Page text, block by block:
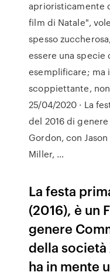
aprioristicamente
film di Natale",
spesso
essere una specie
esemplificare; ma
scoppiettante,
25/04/2020 · La
del 2016 di
Gordon, con
Miller, …
La festa
(2016), è un
genere
della società
ha in mente